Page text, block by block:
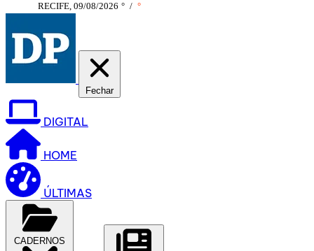
RECIFE, 09/08/2026 ° / °
Fechar
DIGITAL
HOME
ÚLTIMAS
CADERNOS